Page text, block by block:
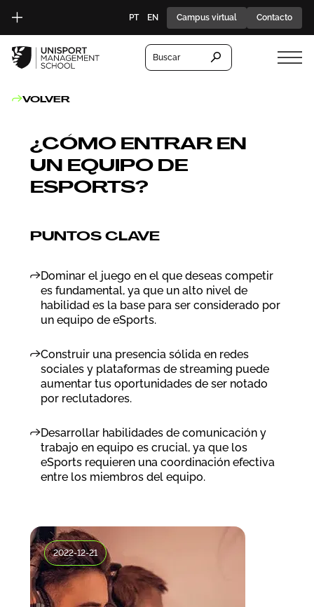
PT EN Campus virtual Contacto
Buscar
VOLVER
¿CÓMO ENTRAR EN
UN EQUIPO DE
ESPORTS?
PUNTOS CLAVE
Dominar el juego en el que deseas competir
es fundamental, ya que un alto nivel de
habilidad es la base para ser considerado por
un equipo de eSports.
Construir una presencia sólida en redes
sociales y plataformas de streaming puede
aumentar tus oportunidades de ser notado
por reclutadores.
Desarrollar habilidades de comunicación y
trabajo en equipo es crucial, ya que los
eSports requieren una coordinación efectiva
entre los miembros del equipo.
2022-12-21